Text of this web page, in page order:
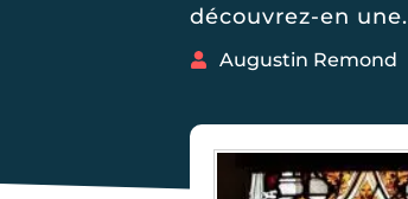
découvrez-en une.
Augustin Remond